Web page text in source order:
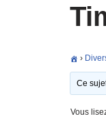
›
Ce
Vous